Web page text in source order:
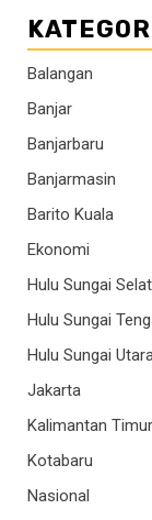
Balangan
Banjar
Banjarbaru
Banjarmasin
Barito Kuala
Ekonomi
Hulu Sungai
Hulu Sungai
Hulu Sungai
Jakarta
Kalimantan Timur
Kotabaru
Nasional